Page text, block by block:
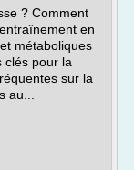
? Comment
en
métaboliques
clés pour la
sur la
au...